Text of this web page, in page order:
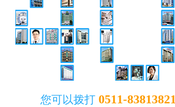
您可以拨打 0511-83813821